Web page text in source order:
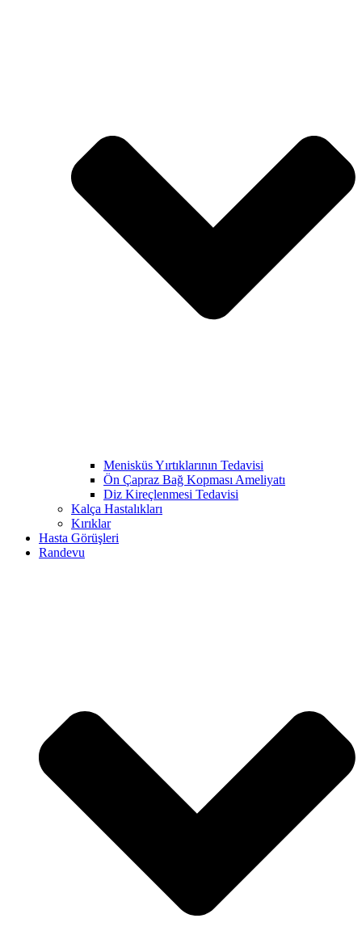
Menisküs Yırtıklarının Tedavisi
Ön Çapraz Bağ Kopması Ameliyatı
Diz Kireçlenmesi Tedavisi
Kalça Hastalıkları
Kırıklar
Hasta Görüşleri
Randevu